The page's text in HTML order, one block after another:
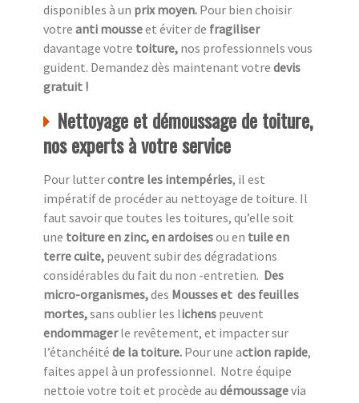
disponibles à un prix moyen. Pour bien choisir
votre anti mousseet éviter de fragiliser
davantage votre toiture, nos professionnels vous
guident. Demandez dès maintenant votre devis
gratuit !
Nettoyage et démoussage de toiture,
nos experts à votre service
Pour lutter contre les intempéries, il est
impératif de procéder au nettoyage de toiture. Il
faut savoir que toutes les toitures, qu’elle soit
une toiture en zinc, en ardoisesou en tuile en
terre cuite, peuvent subir des dégradations
considérables du fait du non -entretien. Des
micro-organismes,des Mousses et des feuilles
mortes,sans oublier les lichens peuvent
endommagerle revêtement, et impacter sur
l’étanchéité de la toiture. Pour une action rapide,
faites appel à un professionnel. Notre équipe
nettoie votre toit et procède au démoussagevia